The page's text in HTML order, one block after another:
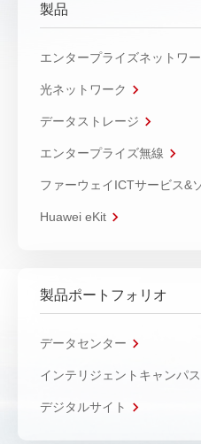
製品
エンタープライズネットワ
光ネットワーク
データストレージ
エンタープライズ無線
ファーウェイICTサービス&
Huawei eKit
製品ポートフォリオ
データセンター
インテリジェントキャンパス
デジタルサイト